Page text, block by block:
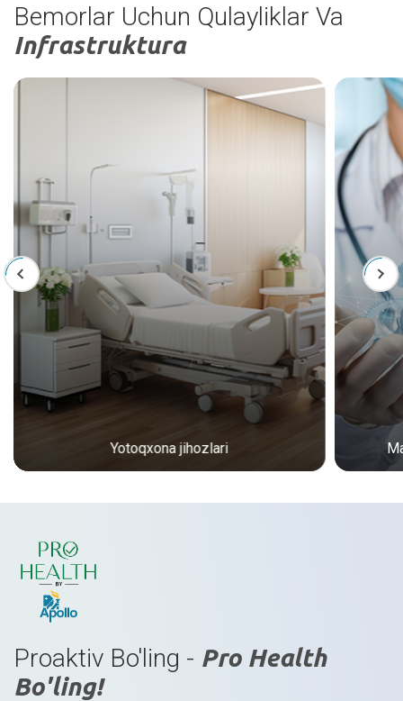
Bemorlar Uchun Qulayliklar Va
Infrastruktura
Yotoqxona jihozlari
Proaktiv Bo'ling - Pro Health
Bo'ling!